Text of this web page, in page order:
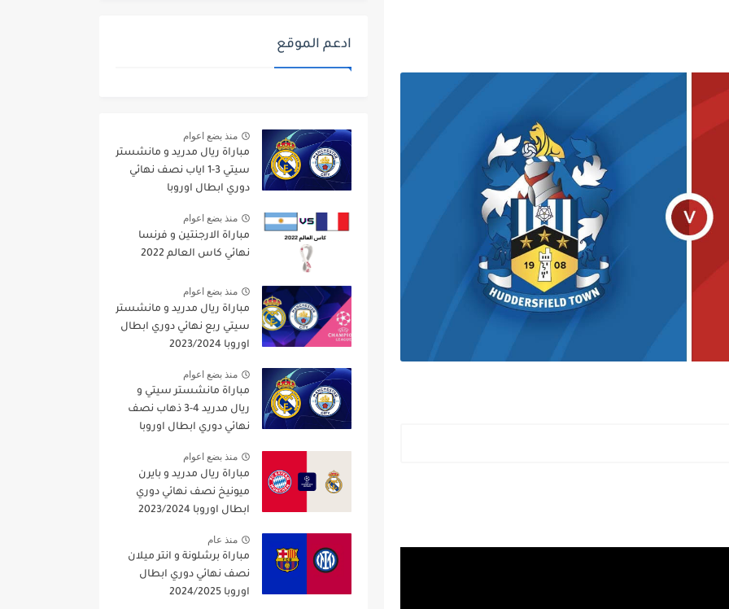
ادعم الموقع
منذ بضع اعوام
مباراة ريال مدريد و مانشستر
سيتي 3-1 اياب نصف نهائي
دوري ابطال اوروبا
منذ بضع اعوام
مباراة الارجنتين و فرنسا
نهائي كاس العالم 2022
منذ بضع اعوام
مباراة ريال مدريد و مانشستر
سيتي ربع نهائي دوري ابطال
اوروبا 2023/2024
منذ بضع اعوام
مباراة مانشستر سيتي و
ريال مدريد 4-3 ذهاب نصف
نهائي دوري ابطال اوروبا
منذ بضع اعوام
مباراة ريال مدريد و بايرن
ميونيخ نصف نهائي دوري
ابطال اوروبا 2023/2024
منذ عام
مباراة برشلونة و انتر ميلان
نصف نهائي دوري ابطال
اوروبا 2024/2025